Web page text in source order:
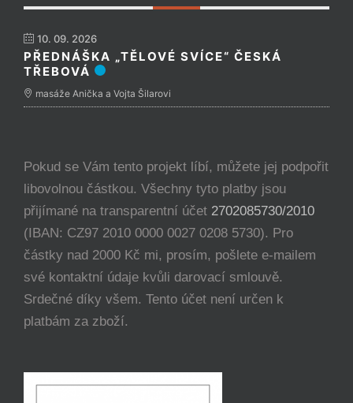
10. 09. 2026
PŘEDNÁŠKA „TĚLOVÉ SVÍCE“ ČESKÁ
TŘEBOVÁ
masáže Anička a Vojta Šilarovi
Pokud se Vám tento projekt líbí, můžete jej podpořit
libovolnou částkou. Všechny tyto platby jsou
přijímané na transparentní účet 2702085730/2010
(IBAN: CZ97 2010 0000 0027 0208 5730). Pro
částky nad 2000 Kč mi, prosím, pošlete e-mailem
své kontaktní údaje kvůli darovací smlouvě.
Srdečné díky všem. Tento účet není určen k
platbám za zboží.